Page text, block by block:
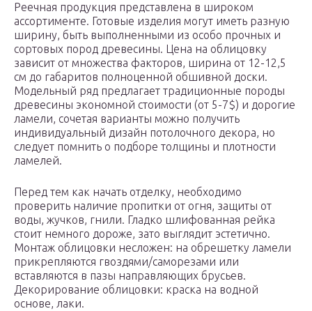
Реечная продукция представлена в широком
ассортименте. Готовые изделия могут иметь разную
ширину, быть выполненными из особо прочных и
сортовых пород древесины. Цена на облицовку
зависит от множества факторов, ширина от 12-12,5
см до габаритов полноценной обшивной доски.
Модельный ряд предлагает традиционные породы
древесины экономной стоимости (от 5-7$) и дорогие
ламели, сочетая варианты можно получить
индивидуальный дизайн потолочного декора, но
следует помнить о подборе толщины и плотности
ламелей.
Перед тем как начать отделку, необходимо
проверить наличие пропитки от огня, защиты от
воды, жучков, гнили. Гладко шлифованная рейка
стоит немного дороже, зато выглядит эстетично.
Монтаж облицовки несложен: на обрешетку ламели
прикрепляются гвоздями/саморезами или
вставляются в пазы направляющих брусьев.
Декорирование облицовки: краска на водной
основе, лаки.